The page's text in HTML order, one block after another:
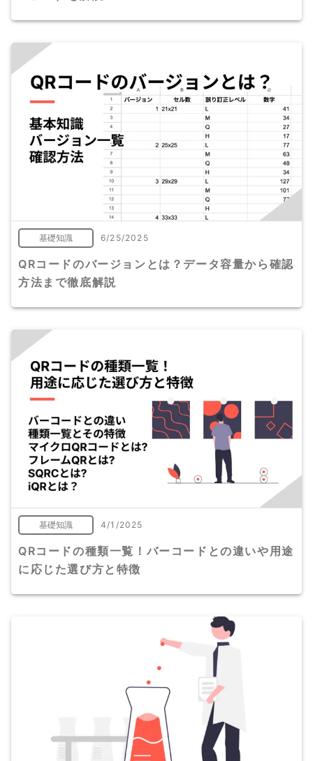
基礎知識 6/25/2025
QRコードのバージョンとは？データ容量から確認
方法まで徹底解説
基礎知識 4/1/2025
QRコードの種類一覧！バーコードとの違いや用途
に応じた選び方と特徴